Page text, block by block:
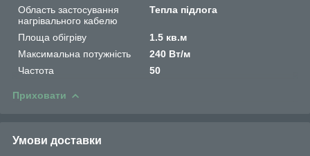
Область застосування
нагрівального кабелю
Тепла підлога
Площа обігріву
1.5 кв.м
Максимальна потужність
240 Вт/м
Частота
50
Приховати
Умови доставки